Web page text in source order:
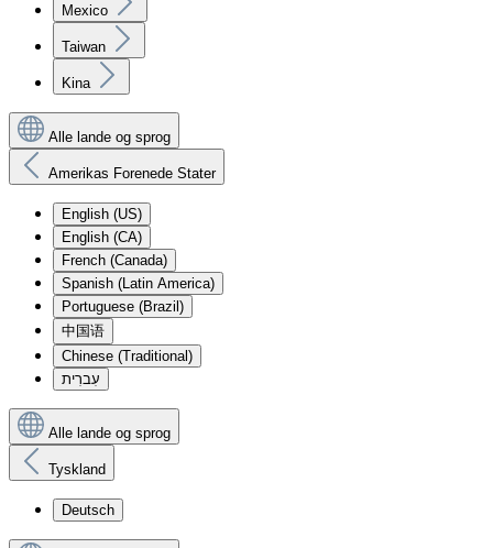
Mexico
Taiwan
Kina
Alle lande og sprog
Amerikas Forenede Stater
English (US)
English (CA)
French (Canada)
Spanish (Latin America)
Portuguese (Brazil)
中国语
Chinese (Traditional)
עִברִית
Alle lande og sprog
Tyskland
Deutsch